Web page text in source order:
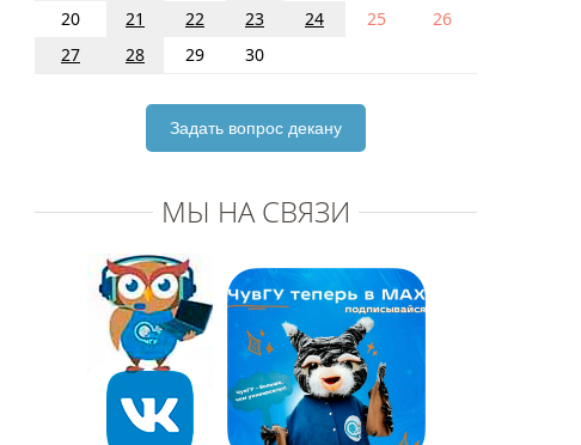
20
21 22 23 24 25
26
27
28 29 30
Задать вопрос декану
МЫ НА СВЯЗИ